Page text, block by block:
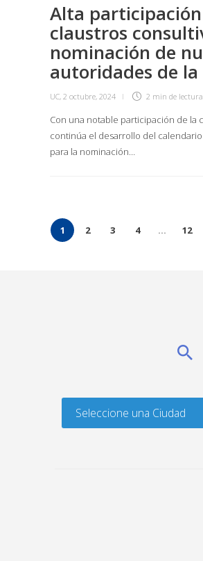
Alta
claustros
nominación de
autoridades de la
UC, 2 octubre, 2024 2 min de lectura
Con una notable participación de la
continúa el desarrollo del
para la nominación…
1 2 3 4 … 12